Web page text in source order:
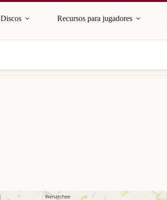
Discos Recursos para jugadores